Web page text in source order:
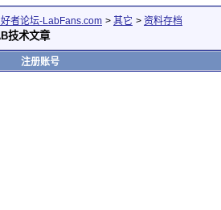
好者论坛-LabFans.com > 其它 > 资料存档
技术文章
注册账号